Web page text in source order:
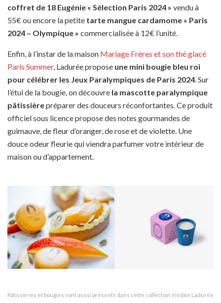
coffret de 18 Eugénie « Sélection Paris 2024 » vendu à
55€ ou encore la petite tarte mangue cardamome « Paris
2024 – Olympique » commercialisée à 12€ l’unité.
Enfin, à l’instar de la maison Mariage Frères et son thé glacé
Paris Summer, Ladurée propose une mini bougie bleu roi
pour célébrer les Jeux Paralympiques de Paris 2024. Sur
l’étui de la bougie, on découvre la mascotte paralympique
pâtissièrepréparer des douceurs réconfortantes. Ce produit
officiel sous licence propose des notes gourmandes de
guimauve, de fleur d’oranger, de rose et de violette. Une
douce odeur fleurie qui viendra parfumer votre intérieur de
maison ou d’appartement.
Pâtisseries et bougies sont aussi présents dans cette collection inédite Ladurée